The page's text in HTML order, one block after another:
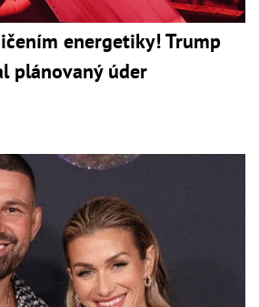
energetiky! Trump
plánovaný úder